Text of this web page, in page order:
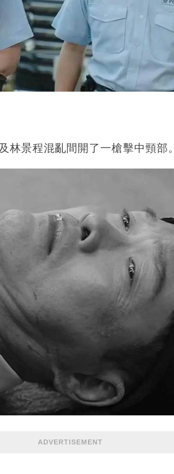
林景程混亂間開了一槍擊中頸部。
ADVERTISEMENT